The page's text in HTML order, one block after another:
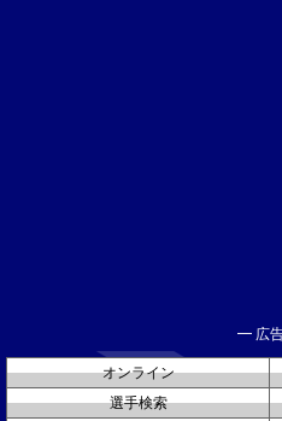
━ 広
オンライン
選手検索